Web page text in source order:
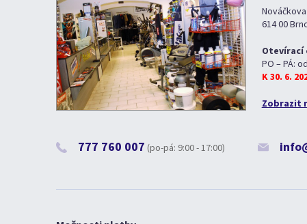
614 00
Otevírací
PO – PÁ:
K 30. 6.
Zobrazit
777 760 007 (po-pá: 9:00 - 17:00)